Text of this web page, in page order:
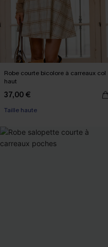
Robe courte bicolore à carreaux col
haut
37,00 €
Taille haute